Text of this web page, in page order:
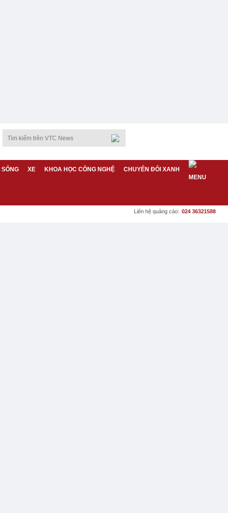
XE KHOA HỌC CÔNG NGHỆ CHUYỂN ĐỔI XANH
Liên hệ quảng cáo: 024 36321588